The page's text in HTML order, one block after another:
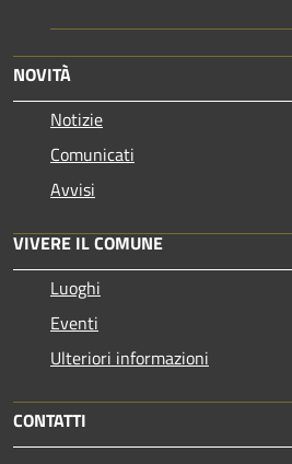
NOVITÀ
Notizie
Comunicati
Avvisi
VIVERE IL COMUNE
Luoghi
Eventi
Ulteriori informazioni
CONTATTI